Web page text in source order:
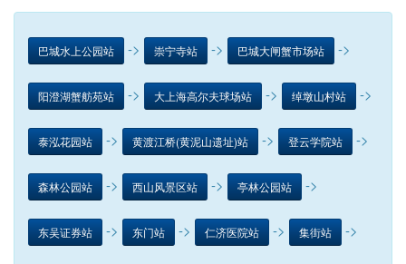
巴城水上公园站 -> 崇宁寺站 -> 巴城大闸蟹市场站 ->
阳澄湖蟹舫苑站 -> 大上海高尔夫球场站 -> 绰墩山村站 ->
泰泓花园站 -> 黄渡江桥(黄泥山遗址)站 -> 登云学院站 ->
森林公园站 -> 西山风景区站 -> 亭林公园站 ->
东吴证券站 -> 东门站 -> 仁济医院站 -> 集街站 ->